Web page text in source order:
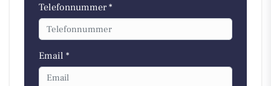
Telefonnummer *
Email *